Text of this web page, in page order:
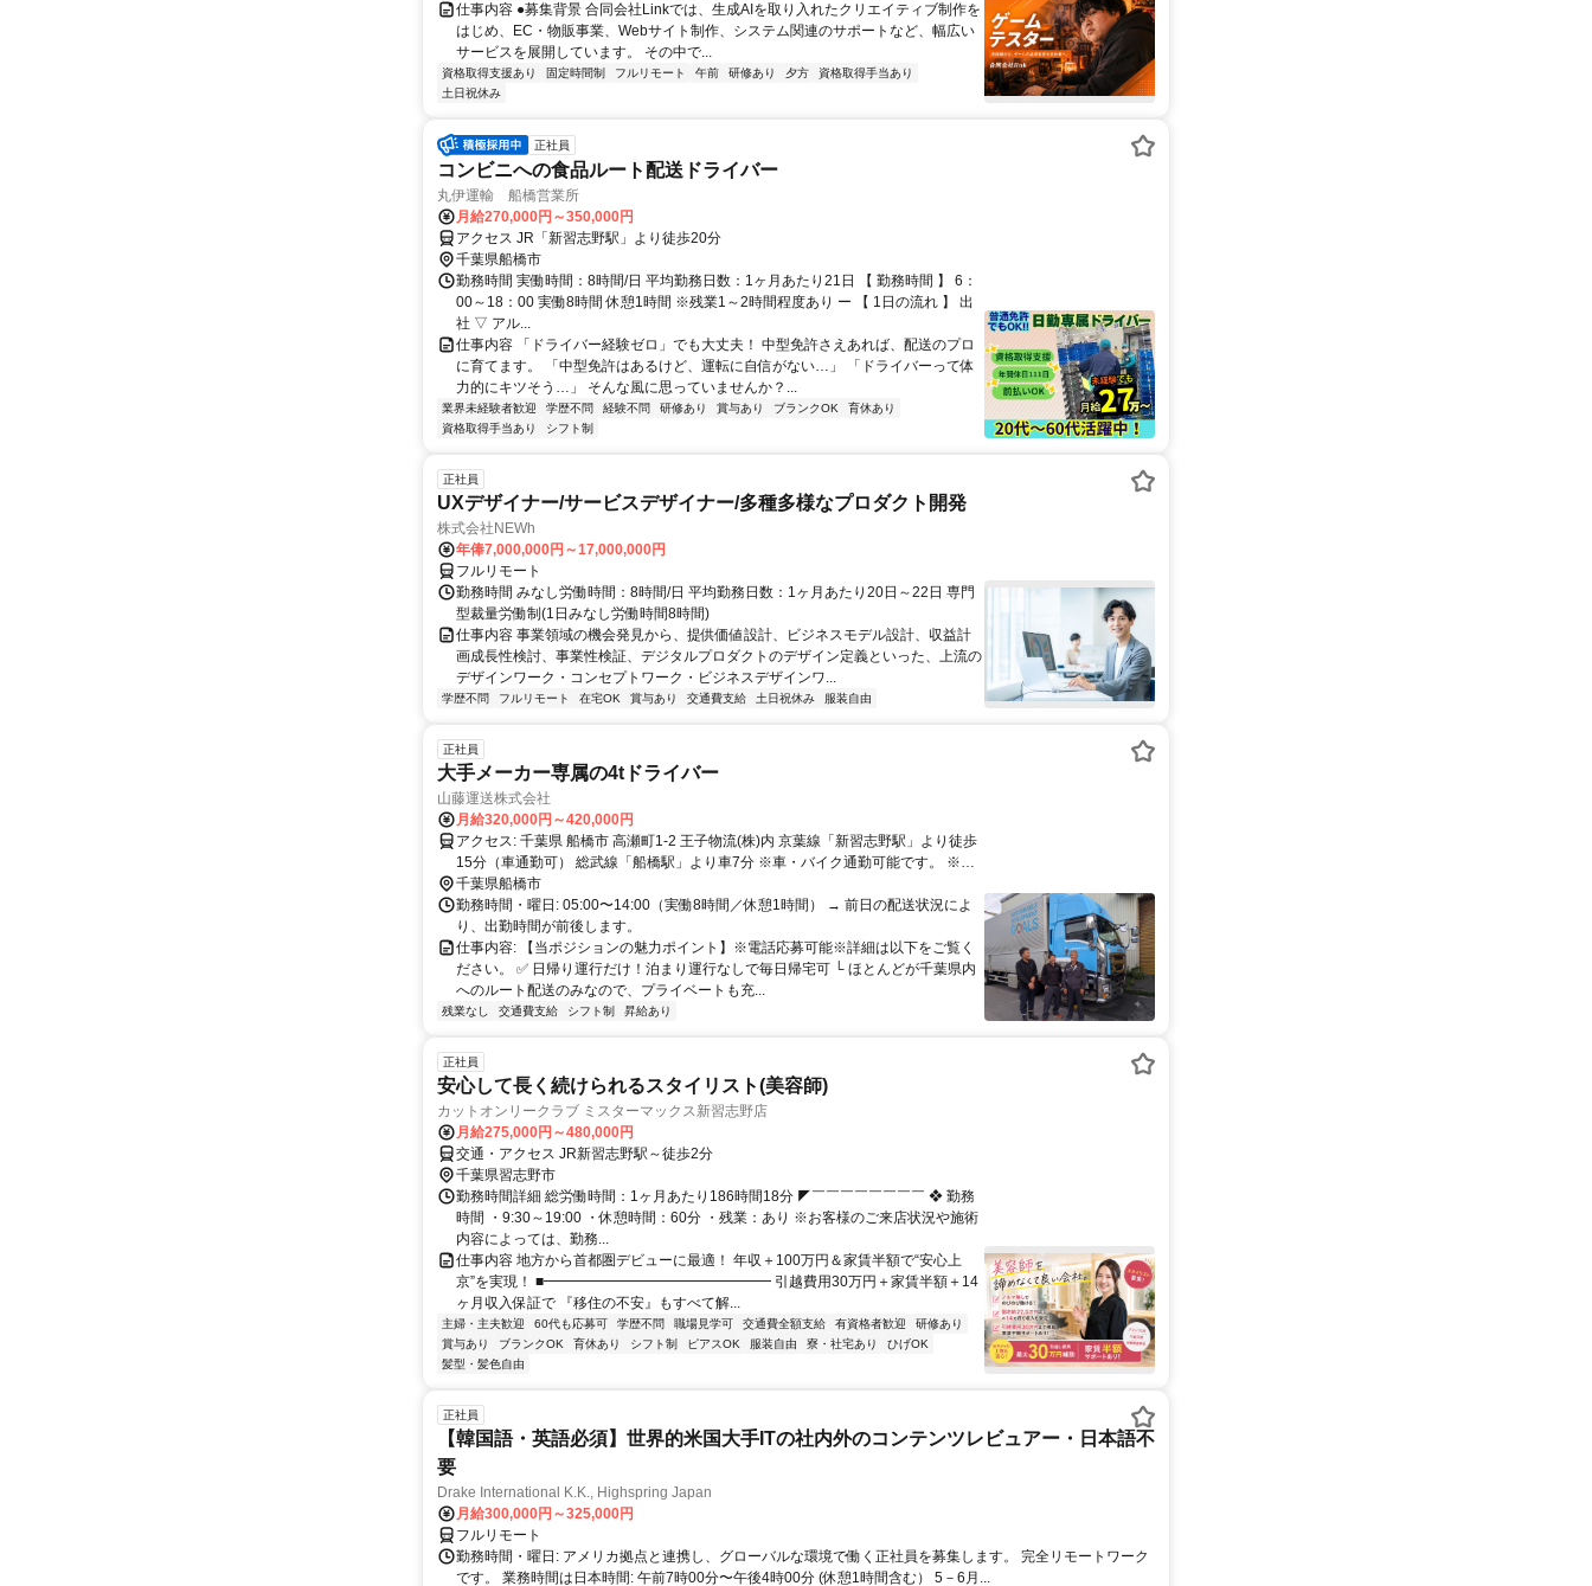
仕事内容 ●募集背景 合同会社Linkでは、生成AIを取り入れたクリエイティブ制作を
はじめ、EC・物販事業、Webサイト制作、システム関連のサポートなど、幅広い
サービスを展開しています。 その中で...
資格取得支援あり 固定時間制 フルリモート 午前 研修あり 夕方
資格取得手当あり
土日祝休み
正社員
コンビニへの食品ルート配送ドライバー
丸伊運輸 船橋営業所
月給270,000円～350,000円
アクセス JR「新習志野駅」より徒歩20分
千葉県船橋市
勤務時間 実働時間：8時間/日 平均勤務日数：1ヶ月あたり21日 【 勤務時間 】 6：
00～18：00 実働8時間 休憩1時間 ※残業1～2時間程度あり ー 【 1日の流れ 】 出
社 ▽ アル...
仕事内容 「ドライバー経験ゼロ」でも大丈夫！ 中型免許さえあれば、配送のプロ
に育てます。 「中型免許はあるけど、運転に自信がない…」 「ドライバーって体
力的にキツそう…」 そんな風に思っていませんか？...
業界未経験者歓迎 学歴不問 経験不問 研修あり 賞与あり ブランクOK
育休あり
資格取得手当あり
シフト制
正社員
UXデザイナー/サービスデザイナー/多種多様なプロダクト開発
株式会社NEWh
年俸7,000,000円～17,000,000円
フルリモート
勤務時間 みなし労働時間：8時間/日 平均勤務日数：1ヶ月あたり20日～22日 専門
型裁量労働制(1日みなし労働時間8時間)
仕事内容 事業領域の機会発見から、提供価値設計、ビジネスモデル設計、収益計
画成長性検討、事業性検証、デジタルプロダクトのデザイン定義といった、上流の
デザインワーク・コンセプトワーク・ビジネスデザインワ...
学歴不問 フルリモート 在宅OK 賞与あり 交通費支給 土日祝休み 服装自由
正社員
大手メーカー専属の4tドライバー
山藤運送株式会社
月給320,000円～420,000円
アクセス: 千葉県 船橋市 高瀬町1-2 王子物流(株)内 京葉線「新習志野駅」より徒歩
15分（車通勤可） 総武線「船橋駅」より車7分 ※車・バイク通勤可能です。 ※転
勤はありません。
千葉県船橋市
勤務時間・曜日: 05:00〜14:00（実働8時間／休憩1時間） → 前日の配送状況によ
り、出勤時間が前後します。
仕事内容: 【当ポジションの魅力ポイント】※電話応募可能※詳細は以下をご覧く
ださい。 ✅ 日帰り運行だけ！泊まり運行なしで毎日帰宅可 └ ほとんどが千葉県内
へのルート配送のみなので、プライベートも充...
残業なし 交通費支給 シフト制 昇給あり
正社員
安心して長く続けられるスタイリスト(美容師)
カットオンリークラブ ミスターマックス新習志野店
月給275,000円～480,000円
交通・アクセス JR新習志野駅～徒歩2分
千葉県習志野市
勤務時間詳細 総労働時間：1ヶ月あたり186時間18分 ◤￣￣￣￣￣￣￣￣ ❖ 勤務
時間 ・9:30～19:00 ・休憩時間：60分 ・残業：あり ※お客様のご来店状況や施術
内容によっては、勤務...
仕事内容 地方から首都圏デビューに最適！ 年収＋100万円＆家賃半額で“安心上
京”を実現！ ■━━━━━━━━━━━━━━━━ 引越費用30万円＋家賃半額＋14
ヶ月収入保証で 『移住の不安』もすべて解...
主婦・主夫歓迎 60代も応募可 学歴不問 職場見学可 交通費全額支給 有資格者歓迎
研修あり
賞与あり
ブランクOK 育休あり シフト制 ピアスOK 服装自由 寮・社宅あり
ひげOK
髪型・髪色自由
正社員
【韓国語・英語必須】世界的米国大手ITの社内外のコンテンツレビュアー・日本語不
要
Drake International K.K., Highspring Japan
月給300,000円～325,000円
フルリモート
勤務時間・曜日: アメリカ拠点と連携し、グローバルな環境で働く正社員を募集します。 完全リモートワーク
です。 業務時間は日本時間: 午前7時00分〜午後4時00分 (休憩1時間含む） 5－6月...